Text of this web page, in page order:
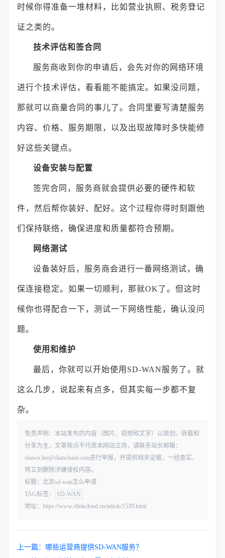
时候你得准备一堆材料，比如营业执照、税务登记
证之类的。
技术评估和签合同
服务商收到你的申请后，会先对你的网络环境
进行个技术评估，看看能不能搞定。如果没问题，
那就可以商量合同的事儿了。合同里要写清楚服务
内容、价格、服务期限，以及出现故障时多快能修
好这些关键点。
设备安装与配置
签完合同，服务商就会提供必要的硬件和软
件，然后帮你装好、配好。这个过程你得时刻跟他
们保持联络，确保进度和质量都符合预期。
网络测试
设备装好后，服务商会进行一番网络测试，确
保连接稳定。如果一切顺利，那就OK了。但这时
候你也得配合一下，测试一下网络性能，确认没问
题。
使用和维护
最后，你就可以开始使用SD-WAN服务了。就
这么几步，说起来有点多，但其实每一步都不复
杂。
免责声明：本站发布的内容（图片、视频和文字）以原创、转载和
分享为主，文章观点不代表本网站立场，请联系站长邮箱：
shawn.lee@eliancloud.com进行举报，并提供相关证据，一经查实，
将立刻删除涉嫌侵权内容。
标题：北京sd-wan怎么申请
TAG标签：
SD-WAN
地址：https://www.elinkcloud.cn/article/1539.html
上一篇： 哪些运营商提供SD-WAN服务？